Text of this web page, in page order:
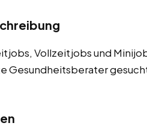
Vollzeitjobs und
Gesundheitsberater